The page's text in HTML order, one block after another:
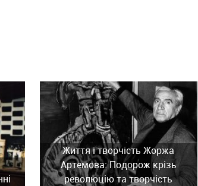
Життя і творчість Жоржа
Артемова: Подорож крізь
революцію та творчість